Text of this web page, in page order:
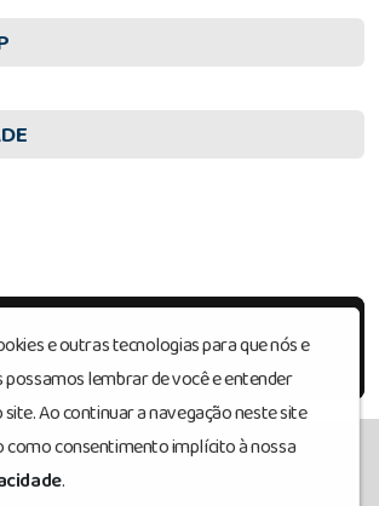
e outras tecnologias para que nós e
lembrar de você e entender
Ao continuar a navegação neste site
como consentimento implícito à nossa
.
© Todos os direitos reservados.